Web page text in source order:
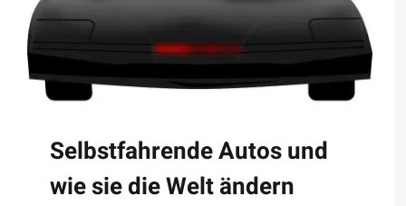
Selbstfahrende Autos und
wie sie die Welt ändern